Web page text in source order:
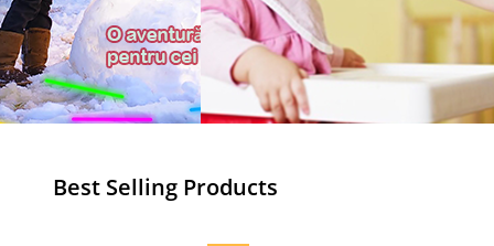
Best Selling Products